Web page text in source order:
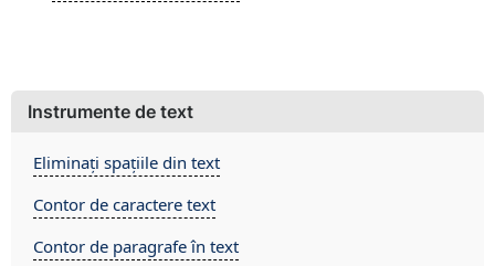
Instrumente de text
Eliminați spațiile din text
Contor de caractere text
Contor de paragrafe în text